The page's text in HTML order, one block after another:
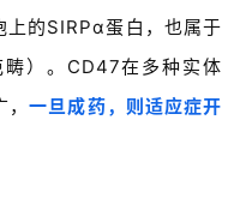
上的SIRPα蛋白，也属于
）。CD47在多种实体
，一旦成药，则适应症开